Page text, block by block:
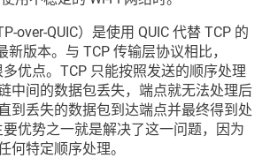
over-QUIC）是使用 QUIC 代替 TCP 的
新版本。与 TCP 传输层协议相比，
多优点。TCP 只能按照发送的顺序处理
中间的数据包丢失，端点就无法处理后
到丢失的数据包到达端点并最终得到处
要优势之一就是解决了这一问题，因为
何特定顺序处理。